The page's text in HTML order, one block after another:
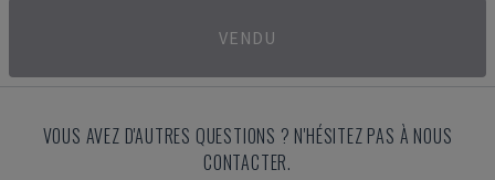
VENDU
VOUS AVEZ D'AUTRES QUESTIONS ? N'HÉSITEZ PAS À NOUS
CONTACTER.